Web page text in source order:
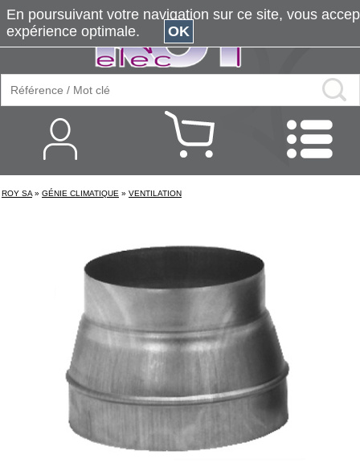
ROY SA » GÉNIE CLIMATIQUE » VENTILATION
En poursuivant votre navigation sur ce site, vous
expérience optimale.
OK